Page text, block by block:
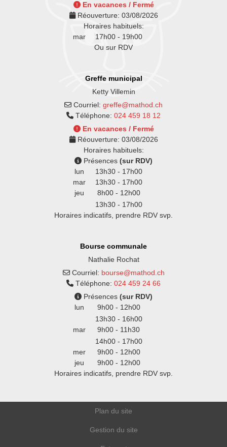
En vacances / Fermé
Réouverture: 03/08/2026
Horaires habituels:
mar
17h00 - 19h00
Ou sur RDV
Greffe municipal
Ketty Villemin
Courriel: greffe@mathod.ch
Téléphone:024 459 18 12
En vacances / Fermé
Réouverture: 03/08/2026
Horaires habituels:
Présences (sur RDV)
lun
13h30 - 17h00
mar
13h30 - 17h00
jeu
8h00 - 12h00
13h30 - 17h00
Horaires indicatifs, prendre RDV svp.
Bourse communale
Nathalie Rochat
Courriel: bourse@mathod.ch
Téléphone:024 459 24 66
Présences (sur RDV)
lun
9h00 - 12h00
13h30 - 16h00
mar
9h00 - 11h30
14h00 - 17h00
mer
9h00 - 12h00
jeu
9h00 - 12h00
Horaires indicatifs, prendre RDV svp.
Plan du site
Gestion du site